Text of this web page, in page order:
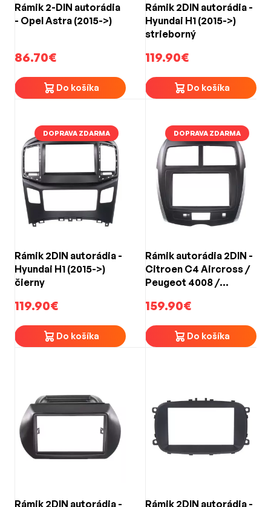
Rámik 2-DIN autorádia
- Opel Astra (2015->)
86.70€
Do košíka
Rámik 2DIN autorádia -
Hyundai H1 (2015->)
strieborný
119.90€
Do košíka
DOPRAVA ZDARMA
Rámik 2DIN autorádia -
Hyundai H1 (2015->)
čierny
119.90€
Do košíka
DOPRAVA ZDARMA
Rámik autorádia 2DIN -
Citroen C4 Aircross /
Peugeot 4008 /
ASX (2010->)
159.90€
Do košíka
Rámik 2DIN autorádia - Rámik 2DIN autorádia -